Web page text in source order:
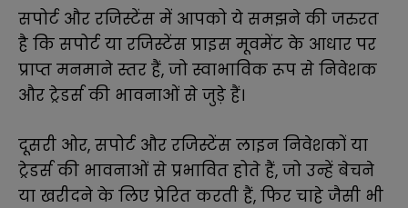
सपोर्ट और रजिस्टेंस में आपको ये समझने की जरुरत
है कि सपोर्ट या रजिस्टेंस प्राइस मूवमेंट के आधार पर
प्राप्त मनमाने स्तर हैं, जो स्वाभाविक रूप से निवेशक
और ट्रेडर्स की भावनाओं से जुड़े हैं।
दूसरी ओर, सपोर्ट और रजिस्टेंस लाइन निवेशकों या
ट्रेडर्स की भावनाओं से प्रभावित होते हैं, जो उन्हें बेचने
या खरीदने के लिए प्रेरित करती हैं, फिर चाहे जैसी भी